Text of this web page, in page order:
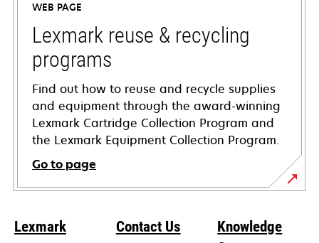
new
tab
WEB PAGE
Lexmark reuse & recycling
programs
Find out how to reuse and recycle supplies
and equipment through the award-winning
Lexmark Cartridge Collection Program and
the Lexmark Equipment Collection Program.
Go to page
Lexmark Contact Us
Knowledge